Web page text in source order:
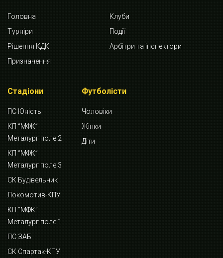
Головна
Клуби
Турніри
Події
Рішення КДК
Арбітри та інспектори
Призначення
Стадіони
ПС Юність
КП “МФК”
Металург поле 2
КП “МФК”
Металург поле 3
СК Будівельник
Локомотив-КПУ
КП “МФК”
Металург поле 1
ПС ЗАБ
СК Спартак-КПУ
Футболісти
Чоловіки
Жінки
Діти